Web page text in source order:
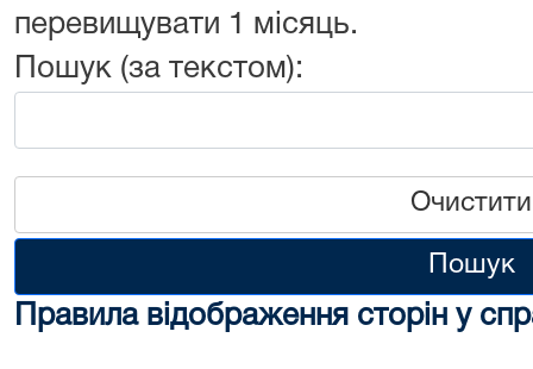
перевищувати 1 місяць.
Пошук (за текстом):
Очистити
Пошук
Правила відображення сторін у